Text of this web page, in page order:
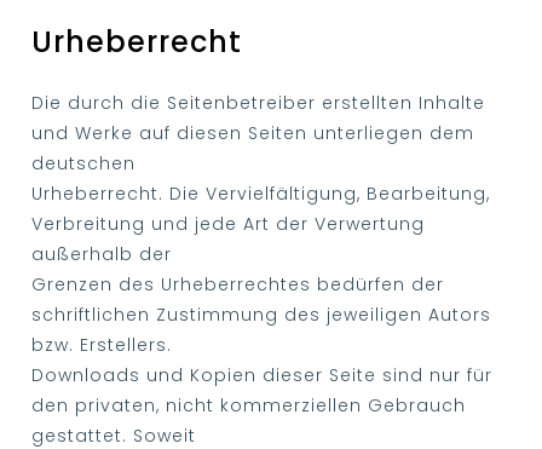
Urheberrecht
Die durch die Seitenbetreiber erstellten Inhalte
und Werke auf diesen Seiten unterliegen dem
deutschen
Urheberrecht. Die Vervielfältigung, Bearbeitung,
Verbreitung und jede Art der Verwertung
außerhalb der
Grenzen des Urheberrechtes bedürfen der
schriftlichen Zustimmung des jeweiligen Autors
bzw. Erstellers.
Downloads und Kopien dieser Seite sind nur für
den privaten, nicht kommerziellen Gebrauch
gestattet. Soweit